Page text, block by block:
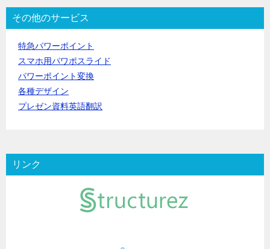
その他のサービス
特急パワーポイント
スマホ用パワポスライド
パワーポイント変換
各種デザイン
プレゼン資料英語翻訳
リンク